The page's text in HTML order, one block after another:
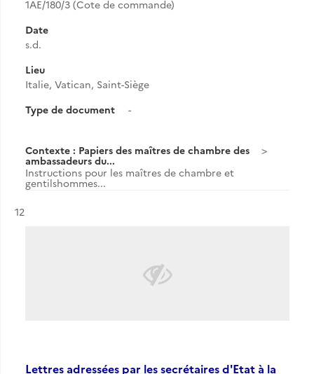
1AE/180/3 (Cote de commande)
Date
s.d.
Lieu
Italie, Vatican, Saint-Siège
Type de document
-
Contexte : Papiers des maîtres de chambre des
ambassadeurs du...
Instructions pour les maîtres de chambre et
gentilshommes...
Résultat n°
12
Lettres adressées par les secrétaires d'Etat à la